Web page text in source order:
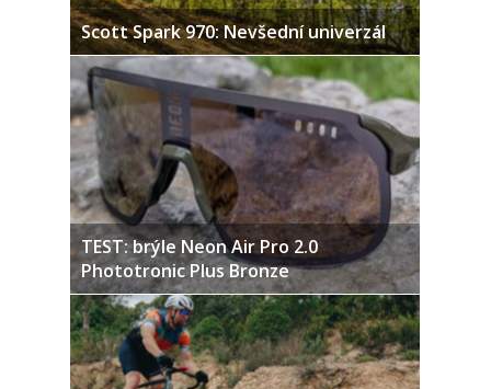
Scott Spark 970: Nevšední univerzál
TEST: brýle Neon Air Pro 2.0
Phototronic Plus Bronze